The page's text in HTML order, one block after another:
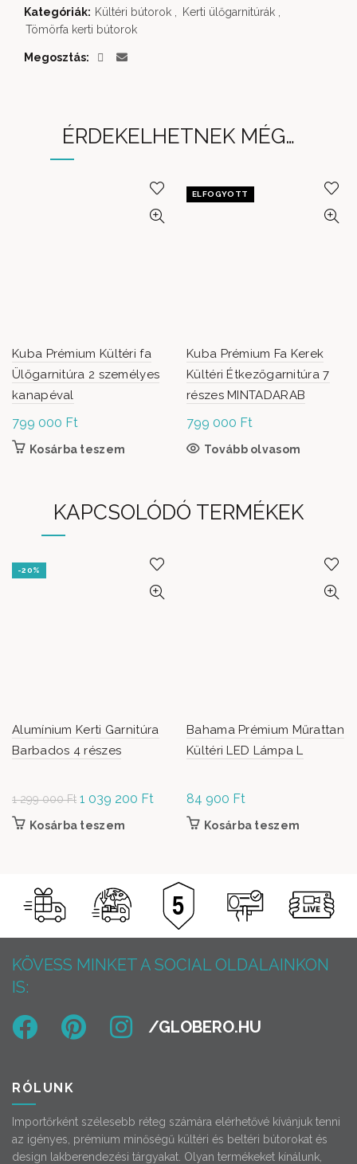
Kategóriák: Kültéri bútorok Kerti ülőgarnitúrák
Tömörfa kerti bútorok
Megosztás
ÉRDEKELHETNEK MÉG…
Kuba Prémium Kültéri fa
Ülőgarnitúra 2 személyes
kanapéval
799 000 Ft
Kosárba teszem
ELFOGYOTT
Kuba Prémium Fa Kerek
Kültéri Étkezőgarnitúra 7
részes MINTADARAB
799 000 Ft
Tovább olvasom
KAPCSOLÓDÓ TERMÉKEK
-20%
Alumínium Kerti Garnitúra
Barbados 4 részes
1 299 000Ft Original
price was: 1
1 039 200 Ft Current
price is:
Kosárba teszem
Bahama Prémium Műrattan
Kültéri LED Lámpa L
84 900 Ft
Kosárba teszem
KÖVESS MINKET A SOCIAL OLDALAINKON
IS:
RÓLUNK
Importőrként szélesebb réteg számára elérhetővé kívánjuk tenni
az igényes, prémium minőségű kültéri és beltéri bútorokat és
design lakberendezési tárgyakat. Olyan termékeket kínálunk,